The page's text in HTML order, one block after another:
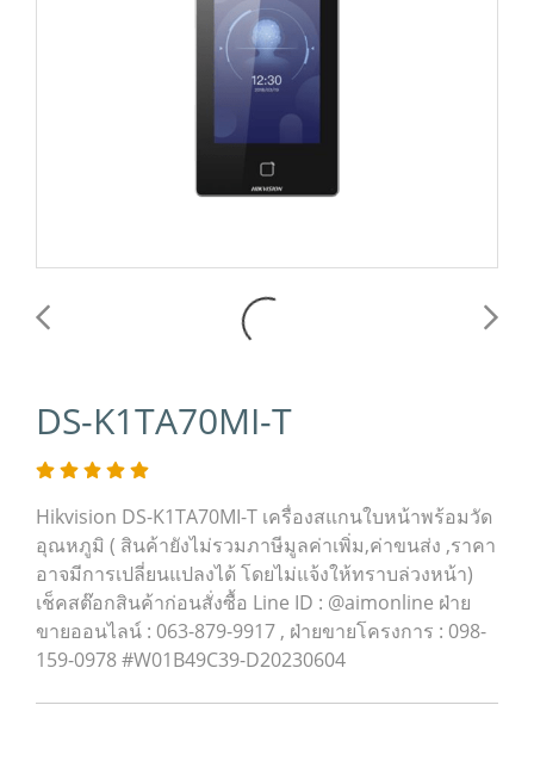
DS-K1TA70MI-T
Hikvision DS-K1TA70MI-T เครื่องสแกนใบหน้าพร้อมวัด
อุณหภูมิ ( สินค้ายังไม่รวมภาษีมูลค่าเพิ่ม,ค่าขนส่ง ,ราคา
อาจมีการเปลี่ยนแปลงได้ โดยไม่แจ้งให้ทราบล่วงหน้า)
เช็คสต๊อกสินค้าก่อนสั่งซื้อ Line ID : @aimonline ฝ่าย
ขายออนไลน์ : 063-879-9917 , ฝ่ายขายโครงการ : 098-
159-0978 #W01B49C39-D20230604